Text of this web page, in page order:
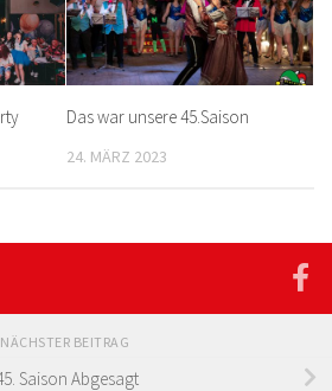
Das war unsere 45.Saison
24. MÄRZ 2023
NÄCHSTER BEITRAG
Saison Abgesagt